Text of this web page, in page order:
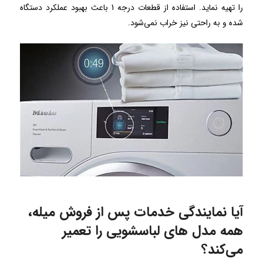
را تهیه نماید. استفاده از قطعات درجه 1 باعث بهبود عملکرد دستگاه
شده و به راحتی نیز خراب نمی‌شود.
آیا نمایندگی خدمات پس از فروش میله،
همه مدل های لباسشویی را تعمیر
می‌کند؟